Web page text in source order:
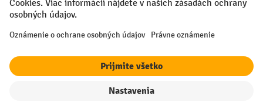
Nastavenia ochrany osobných údajov
All prices excl. VAT plus shipping costsand possible delivery charges,
if not stated otherwise.